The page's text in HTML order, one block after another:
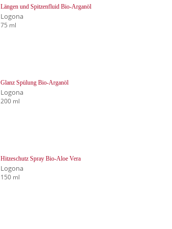
Längen und Spitzenfluid Bio-Arganöl
Logona
75 ml
Glanz Spülung Bio-Arganöl
Logona
200 ml
Hitzeschutz Spray Bio-Aloe Vera
Logona
150 ml